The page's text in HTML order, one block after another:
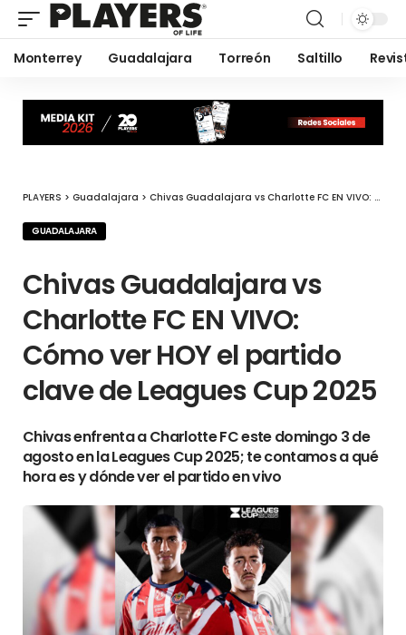
Monterrey Guadalajara Torreón Saltillo
PLAYERS > Guadalajara > Chivas Guadalajara vs Charlotte FC EN VIVO: Cómo ver HOY el partido clave de Leagues Cup 2025
GUADALAJARA
Chivas Guadalajara vs
Charlotte FC EN VIVO:
Cómo ver HOY el partido
clave de Leagues Cup 2025
Chivas enfrenta a Charlotte FC este domingo 3 de
agosto en la Leagues Cup 2025; te contamos a qué
hora es y dónde ver el partido en vivo